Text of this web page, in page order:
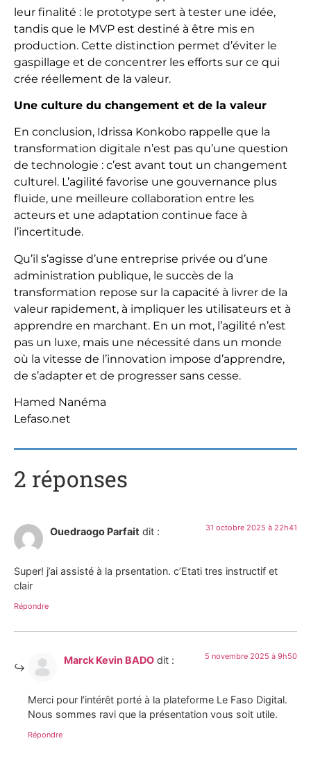
leur finalité : le prototype sert à tester une idée,
tandis que le MVP est destiné à être mis en
production. Cette distinction permet d’éviter le
gaspillage et de concentrer les efforts sur ce qui
crée réellement de la valeur.
Une culture du changement et de la valeur
En conclusion, Idrissa Konkobo rappelle que la
transformation digitale n’est pas qu’une question
de technologie : c’est avant tout un changement
culturel. L’agilité favorise une gouvernance plus
fluide, une meilleure collaboration entre les
acteurs et une adaptation continue face à
l’incertitude.
Qu’il s’agisse d’une entreprise privée ou d’une
administration publique, le succès de la
transformation repose sur la capacité à livrer de la
valeur rapidement, à impliquer les utilisateurs et à
apprendre en marchant. En un mot, l’agilité n’est
pas un luxe, mais une nécessité dans un monde
où la vitesse de l’innovation impose d’apprendre,
de s’adapter et de progresser sans cesse.
Hamed Nanéma
Lefaso.net
2 réponses
Ouedraogo Parfait dit : 31 octobre 2025 à 22h41
Super! j’ai assisté à la prsentation. c’Etati tres instructif et
clair
Répondre
Marck Kevin BADO dit : 5 novembre 2025 à 9h50
Merci pour l’intérêt porté à la plateforme Le Faso Digital.
Nous sommes ravi que la présentation vous soit utile.
Répondre